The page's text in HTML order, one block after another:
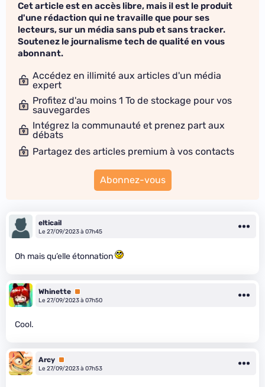
Cet article est en accès libre, mais il est le produit
d'une rédaction qui ne travaille que pour ses
lecteurs, sur un média sans pub et sans tracker.
Soutenez le journalisme tech de qualité en vous
abonnant.
Accédez en illimité aux articles d'un média
expert
Profitez d'au moins 1 To de stockage pour vos
sauvegardes
Intégrez la communauté et prenez part aux
débats
Partagez des articles premium à vos contacts
Abonnez-vous
elticail
Le 27/09/2023 à 07h45
Oh mais qu’elle étonnation
Whinette Premium
Le 27/09/2023 à 07h50
Cool.
Arcy Premium
Le 27/09/2023 à 07h53